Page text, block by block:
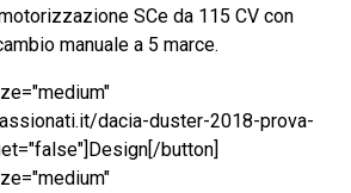
SCe da 115 CV con
manuale a 5 marce.
dacia-duster-2018-prova-
button]